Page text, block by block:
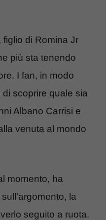
di Romina Jr
più sta tenendo
I fan, in modo
scoprire quale sia
Albano Carrisi e
venuta al mondo
momento, ha
la
seguito a ruota.